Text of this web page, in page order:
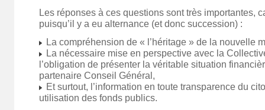
Les réponses à ces questions sont très importantes,
puisqu’il y a eu alternance (et donc succession) :
La compréhension de « l’héritage » de la nouvelle
La nécessaire mise en perspective avec la
l’obligation de présenter la véritable situation
partenaire Conseil Général,
Et surtout, l’information en toute transparence du
utilisation des fonds publics.